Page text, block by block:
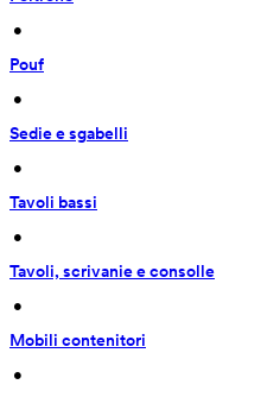
•
Pouf
•
Sedie e sgabelli
•
Tavoli bassi
•
Tavoli, scrivanie e consolle
•
Mobili contenitori
•